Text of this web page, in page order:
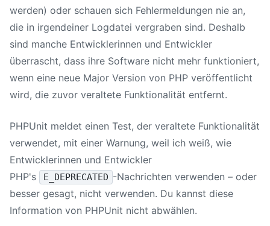
werden) oder schauen sich Fehlermeldungen nie an,
die in irgendeiner Logdatei vergraben sind. Deshalb
sind manche Entwicklerinnen und Entwickler
überrascht, dass ihre Software nicht mehr funktioniert,
wenn eine neue Major Version von PHP veröffentlicht
wird, die zuvor veraltete Funktionalität entfernt.
PHPUnit meldet einen Test, der veraltete Funktionalität
verwendet, mit einer Warnung, weil ich weiß, wie
Entwicklerinnen und Entwickler
PHP's
E_DEPRECATED -Nachrichten verwenden – oder
besser gesagt, nicht verwenden. Du kannst diese
Information von PHPUnit nicht abwählen.